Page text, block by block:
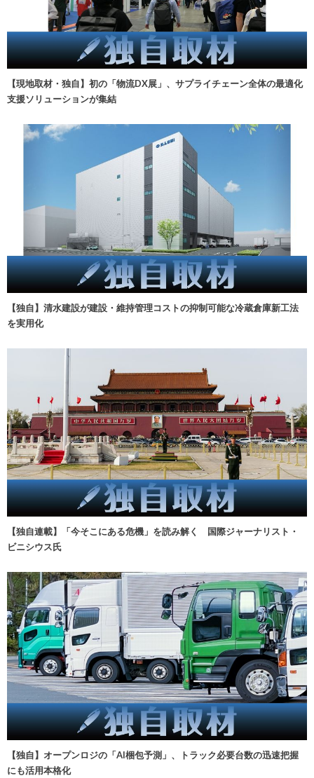
【現地取材・独自】初の「物流DX展」、サプライチェーン全体の最適化
支援ソリューションが集結
【独自】清水建設が建設・維持管理コストの抑制可能な冷蔵倉庫新工法
を実用化
【独自連載】「今そこにある危機」を読み解く 国際ジャーナリスト・
ビニシウス氏
【独自】オープンロジの「AI梱包予測」、トラック必要台数の迅速把握
にも活用本格化